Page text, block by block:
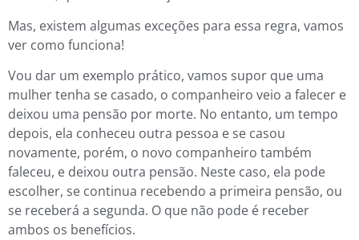
Mas, existem algumas exceções para essa regra, vamos
ver como funciona!
Vou dar um exemplo prático, vamos supor que uma
mulher tenha se casado, o companheiro veio a falecer e
deixou uma pensão por morte. No entanto, um tempo
depois, ela conheceu outra pessoa e se casou
novamente, porém, o novo companheiro também
faleceu, e deixou outra pensão. Neste caso, ela pode
escolher, se continua recebendo a primeira pensão, ou
se receberá a segunda. O que não pode é receber
ambos os benefícios.